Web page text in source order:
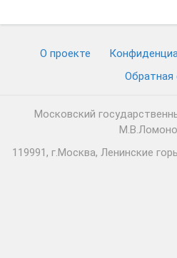
О проекте
Обратная
Московский
119991, г.Москва, Ленинские